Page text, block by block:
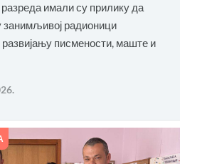
имали су прилику да
занимљивој радионици
развијању писмености, маште и